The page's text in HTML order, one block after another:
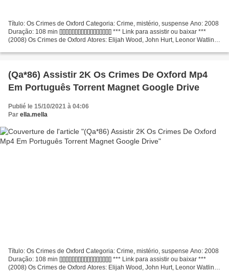
Título: Os Crimes de Oxford Categoria: Crime, mistério, suspense Ano: 2008
Duração: 108 min [][][][][][][][][][][][][][][][][] *** Link para assistir ou baixar ***
(2008) Os Crimes de Oxford Atores: Elijah Wood, John Hurt, Leonor Watling
(Qa*86) Assistir 2K Os Crimes De Oxford Mp4
Em Português Torrent Magnet Google Drive
Publié le 15/10/2021 à 04:06
Par ella.mella
Título: Os Crimes de Oxford Categoria: Crime, mistério, suspense Ano: 2008
Duração: 108 min [][][][][][][][][][][][][][][][][] *** Link para assistir ou baixar ***
(2008) Os Crimes de Oxford Atores: Elijah Wood, John Hurt, Leonor Watling